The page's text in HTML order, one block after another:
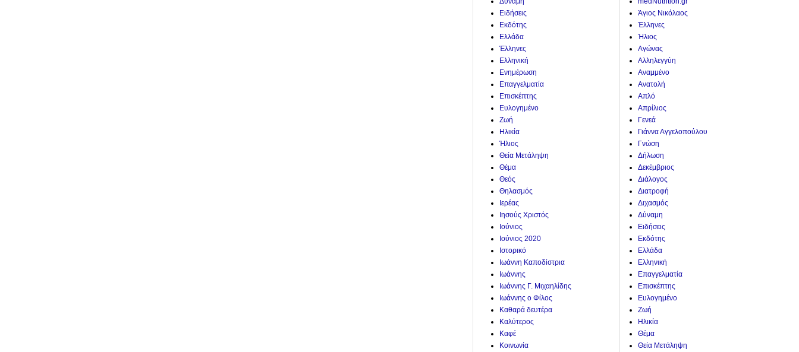
Ειδήσεις
Εκδότης
Ελλάδα
Έλληνες
Ελληνική
Ενημέρωση
Επαγγελματία
Επισκέπτης
Ευλογημένο
Ζωή
Ηλικία
Ήλιος
Θεία Μετάληψη
Θέμα
Θεός
Θηλασμός
Ιερέας
Ιησούς Χριστός
Ιούνιος
Ιούνιος 2020
Ιστορικό
Ιωάννη Καποδίστρια
Ιωάννης
Ιωάννης Γ. Μιχαηλίδης
Ιωάννης ο Φίλος
Καθαρά δευτέρα
Καλύτερος
Καφέ
Κοινωνία
Άγιος Νικόλαος
Έλληνες
Ήλιος
Αγώνας
Αλληλεγγύη
Αναμμένο
Ανατολή
Απλό
Απρίλιος
Γενεά
Γιάννα Αγγελοπούλου
Γνώση
Δήλωση
Δεκέμβριος
Διάλογος
Διατροφή
Διχασμός
Δύναμη
Ειδήσεις
Εκδότης
Ελλάδα
Ελληνική
Επαγγελματία
Επισκέπτης
Ευλογημένο
Ζωή
Ηλικία
Θέμα
Θεία Μετάληψη